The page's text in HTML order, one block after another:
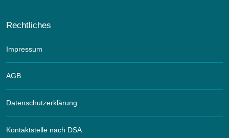
Rechtliches
Impressum
AGB
Datenschutzerklärung
Kontaktstelle nach DSA